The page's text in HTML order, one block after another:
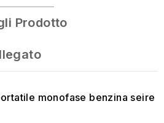
Prodotto
monofase benzina seire